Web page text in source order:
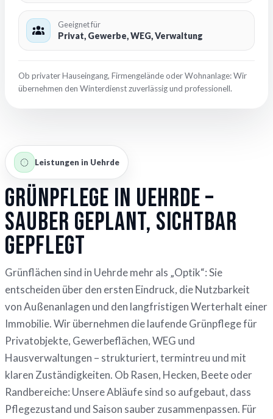
Geeignet für
Privat, Gewerbe, WEG, Verwaltung
Ob privater Hauseingang, Firmengelände oder Wohnanlage: Wir
übernehmen den Winterdienst zuverlässig und professionell.
Leistungen in Uehrde
Grünpflege in Uehrde –
sauber geplant, sichtbar
gepflegt
Grünflächen sind in Uehrde mehr als „Optik“: Sie
entscheiden über den ersten Eindruck, die Nutzbarkeit
von Außenanlagen und den langfristigen Werterhalt einer
Immobilie. Wir übernehmen die laufende Grünpflege für
Privatobjekte, Gewerbeflächen, WEG und
Hausverwaltungen – strukturiert, termintreu und mit
klaren Zuständigkeiten. Ob Rasen, Hecken, Beete oder
Randbereiche: Unsere Abläufe sind so aufgebaut, dass
Pflegezustand und Saison sauber zusammenpassen. Für